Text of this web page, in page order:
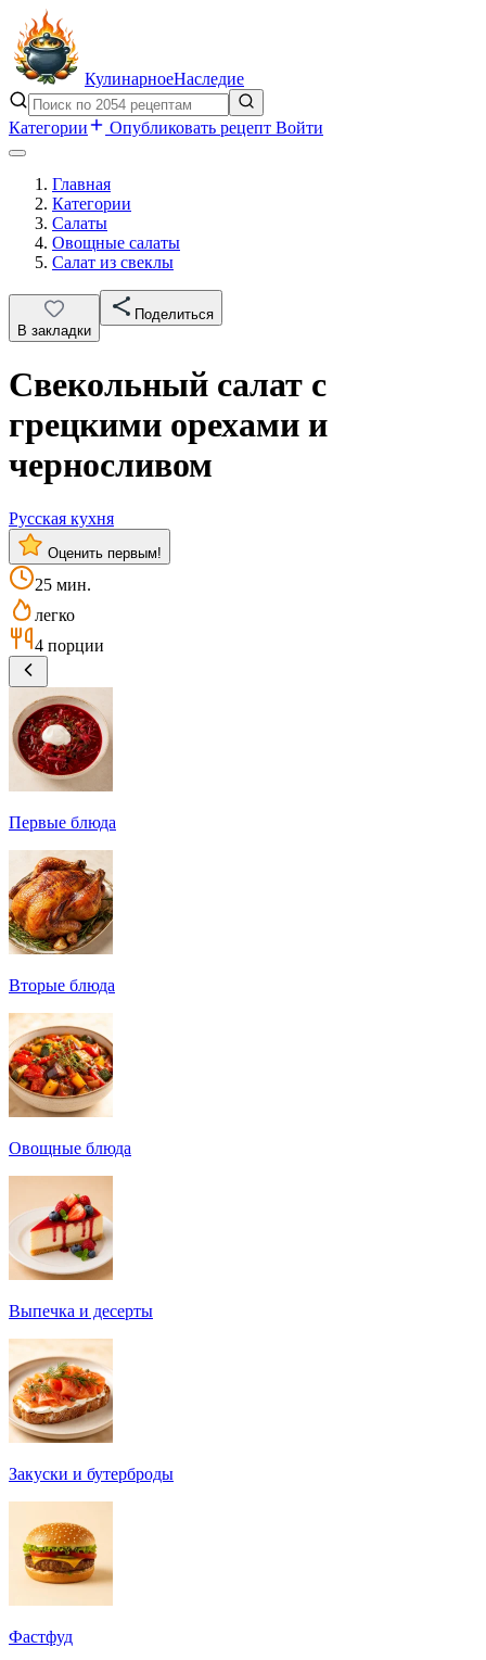
КулинарноеНаследие
Категории Опубликовать рецепт Войти
Главная
Категории
Салаты
Овощные салаты
Салат из свеклы
В закладки
Поделиться
Свекольный салат с
грецкими орехами и
черносливом
Русская кухня
Оценить первым!
25 мин.
легко
4 порции
Первые блюда
Вторые блюда
Овощные блюда
Выпечка и десерты
Закуски и бутерброды
Фастфуд